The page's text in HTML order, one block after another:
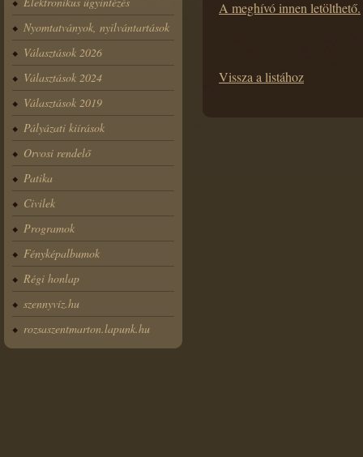
Nyomtatványok, nyilvántartások
Választások 2026
Választások 2024
Választások 2019
Pályázati kiírások
Orvosi rendelő
Patika
Civilek
Programok
Fényképalbumok
Régi honlap
szennyvíz.hu
rozsaszentmarton.lapunk.hu
A meghívó innen letölthető.
Vissza a listához